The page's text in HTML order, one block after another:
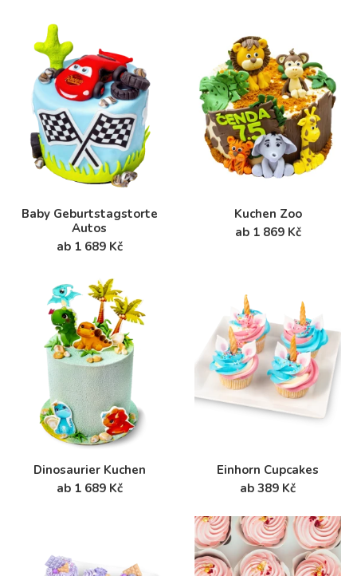
Baby Geburtstagstorte
Autos
ab 1 689 Kč
Kuchen Zoo
ab 1 869 Kč
Dinosaurier Kuchen
ab 1 689 Kč
Einhorn Cupcakes
ab 389 Kč